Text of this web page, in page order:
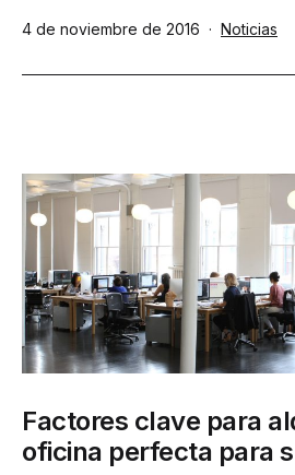
Publicada
4 de noviembre de 2016 Noticias
Factores clave para
oficina perfecta para